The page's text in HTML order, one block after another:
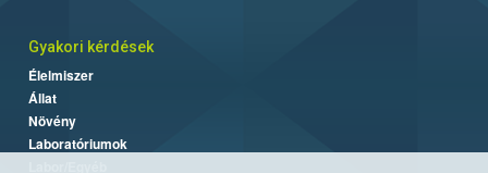
Gyakori kérdések
Élelmiszer
Állat
Növény
Laboratóriumok